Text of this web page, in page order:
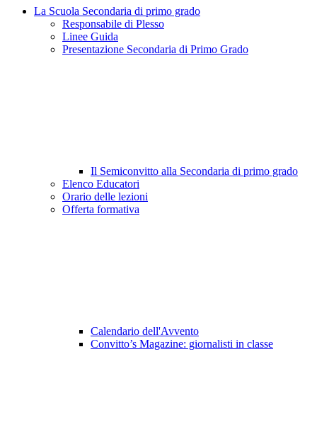
La Scuola Secondaria di primo grado
Responsabile di Plesso
Linee Guida
Presentazione Secondaria di Primo Grado
Il Semiconvitto alla Secondaria di primo grado
Elenco Educatori
Orario delle lezioni
Offerta formativa
Calendario dell'Avvento
Convitto’s Magazine: giornalisti in classe